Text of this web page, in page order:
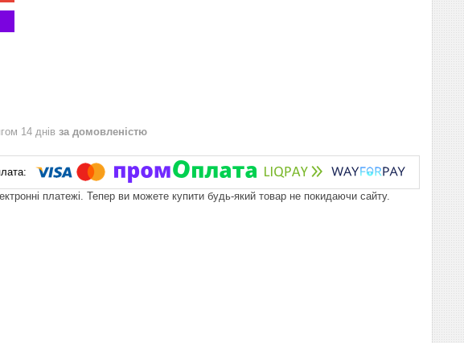
14 днів за домовленістю
платежі. Тепер ви можете купити будь-який товар не покидаючи сайту.